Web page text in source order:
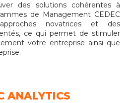
des solutions cohérentes à
de Management CEDEC
novatrices et des
ce qui permet de stimuler
votre entreprise ainsi que
ANALYTICS